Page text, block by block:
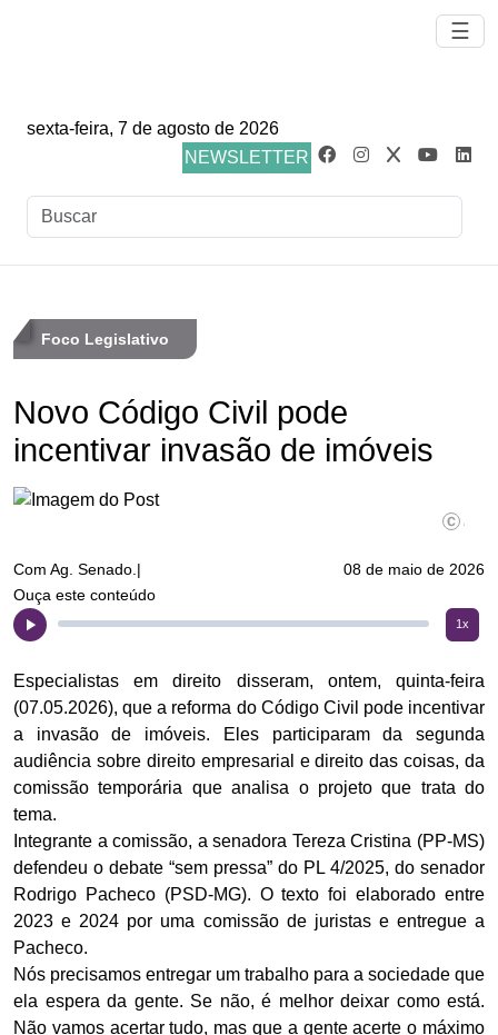
☰
sexta-feira, 7 de agosto de 2026
NEWSLETTER
Foco Legislativo
Novo Código Civil pode
incentivar invasão de imóveis
Com Ag. Senado.|
08 de maio de 2026
Ouça este conteúdo
1x
Especialistas em direito disseram, ontem, quinta-feira
(07.05.2026), que a reforma do Código Civil pode incentivar
a invasão de imóveis. Eles participaram da segunda
audiência sobre direito empresarial e direito das coisas, da
comissão temporária que analisa o projeto que trata do
tema.
Integrante a comissão, a senadora Tereza Cristina (PP-MS)
defendeu o debate “sem pressa” do PL 4/2025, do senador
Rodrigo Pacheco (PSD-MG). O texto foi elaborado entre
2023 e 2024 por uma comissão de juristas e entregue a
Pacheco.
Nós precisamos entregar um trabalho para a sociedade que
ela espera da gente. Se não, é melhor deixar como está.
Não vamos acertar tudo, mas que a gente acerte o máximo